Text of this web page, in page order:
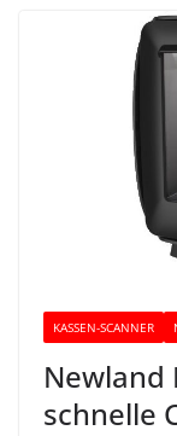
KASSEN-SCANNER
Newland
schnelle